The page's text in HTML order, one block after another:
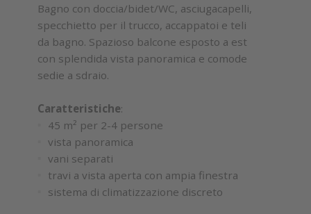
Bagno con doccia/bidet/WC, asciugacapelli,
specchietto per il trucco, accappatoi e teli
da bagno. Spazioso balcone esposto a est
con splendida vista panoramica e comode
sedie a sdraio.
Caratteristiche:
45 m² per 2-4 persone
vista panoramica
vani separati
travi a vista aperta con ampia finestra
sistema di climatizzazione discreto